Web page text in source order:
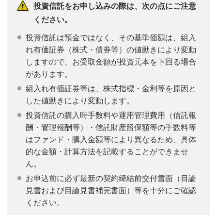
投資信託をお申し込みの際は、次の点にご注意
ください。
投資信託は預金ではなく、その基準価額は、組入
れ有価証券（株式・債券等）の値動きにより変動
しますので、お受取金額が投資元本を下回る場合
があります。
組入れ有価証券等は、株式指標・金利等を原因と
した値動きにより変動します。
投資信託の購入時手数料や運用管理費用（信託報
酬・管理報酬等）・信託財産留保額等の手数料等
はファンド・購入金額等により異なるため、具体
的な金額・計算方法を記載することができませ
ん。
お申込前に必ず最新の契約締結前交付書面（目論
見書および目論見書補完書面）等を十分にご確認
ください。